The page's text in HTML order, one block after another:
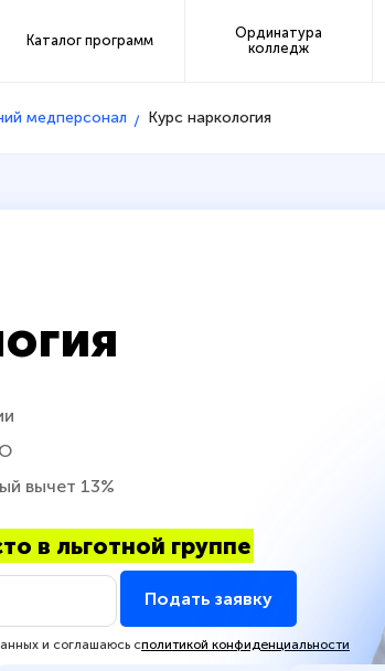
Каталог программ
Ординатура
колледж
медперсонал Курс наркология
вычет 13%
в льготной группе
Подать заявку
и соглашаюсь сполитикой конфиденциальности